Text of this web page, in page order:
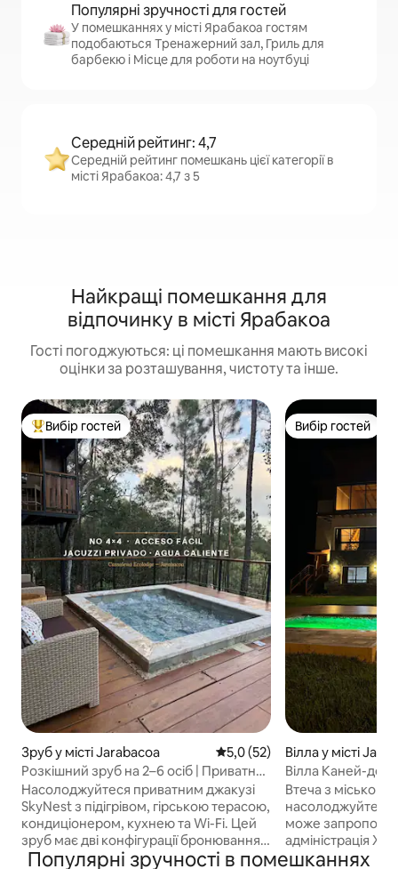
Популярні зручності для гостей
У помешканнях у місті Ярабакоа гостям
подобаються Тренажерний зал, Гриль для
барбекю і Місце для роботи на ноутбуці
Середній рейтинг: 4,7
Середній рейтинг помешкань цієї категорії в
місті Ярабакоа: 4,7 з 5
Найкращі помешкання для
відпочинку в місті Ярабакоа
Гості погоджуються: ці помешкання мають високі
оцінки за розташування, чистоту та інше.
Топ вибір гостей
Вибір гостей
Зруб у місті Jarabacoa Середня оцінка: 5,0 з 5,
5,0 (52)
Розкішний зруб на 2–6 осіб | Приватне
джакузі з підігрівом
Насолоджуйтеся приватним джакузі
SkyNest з підігрівом, гірською терасою,
кондиціонером, кухнею та Wi-Fi. Цей
зруб має дві конфігурації бронювання:
бронювання для 1–2 зареєстрованих
Вибір гостей
Вибір гостей
Вілла у місті
Вілла Каней-
Втеча з міського
насолоджуйтеся
може
адміністрація
прекрасними
Популярні зручності в помешканнях